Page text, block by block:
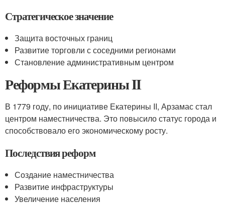
Стратегическое значение
Защита восточных границ
Развитие торговли с соседними регионами
Становление административным центром
Реформы Екатерины II
В 1779 году, по инициативе Екатерины II, Арзамас стал
центром наместничества. Это повысило статус города и
способствовало его экономическому росту.
Последствия реформ
Создание наместничества
Развитие инфраструктуры
Увеличение населения